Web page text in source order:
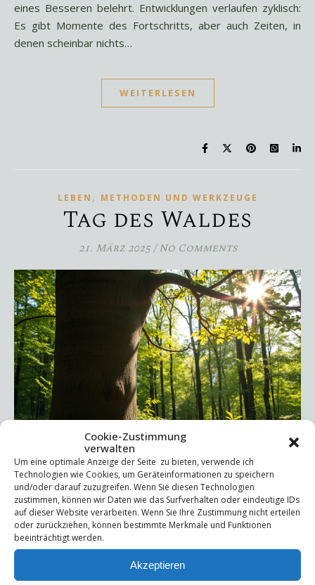
Cookie-Zustimmung
verwalten
Um eine optimale Anzeige der Seite zu bieten, verwende ich
Technologien wie Cookies, um Geräteinformationen zu speichern
und/oder darauf zuzugreifen. Wenn Sie diesen Technologien
zustimmen, können wir Daten wie das Surfverhalten oder eindeutige IDs
auf dieser Website verarbeiten. Wenn Sie Ihre Zustimmung nicht erteilen
oder zurückziehen, können bestimmte Merkmale und Funktionen
beeinträchtigt werden.
Akzeptieren
eines Besseren belehrt. Entwicklungen verlaufen zyklisch:
Es gibt Momente des Fortschritts, aber auch Zeiten, in
denen scheinbar nichts…
WEITERLESEN
LEBEN , METHODEN UND WERKZEUGE
Tag des Waldes
21. März 2025/ No Comments
Der Wald als Spiegel unserer Seele – Warum Natur und
Coaching so gut zusammenpassen Heute, am 21. März,
feiern wir den Internationalen Tag des Waldes. Dieser Tag
wurde 1971 von der Ernährungs- und
Landwirtschaftsorganisation der Vereinten Nationen (FAO)